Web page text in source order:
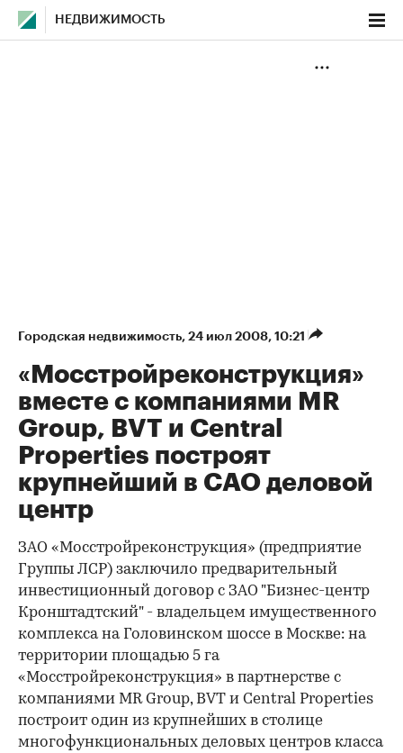
НЕДВИЖИМОСТЬ
Городская недвижимость⁠, 24 июл 2008, 10:21
«Мосстройреконструкция»
вместе с компаниями MR
Group, BVT и Central
Properties построят
крупнейший в САО деловой
центр
ЗАО «Мосстройреконструкция» (предприятие
Группы ЛСР) заключило предварительный
инвестиционный договор с ЗАО "Бизнес-центр
Кронштадтский" - владельцем имущественного
комплекса на Головинском шоссе в Москве: на
территории площадью 5 га
«Мосстройреконструкция» в партнерстве с
компаниями MR Group, BVT и Central Properties
построит один из крупнейших в столице
многофункциональных деловых центров класса